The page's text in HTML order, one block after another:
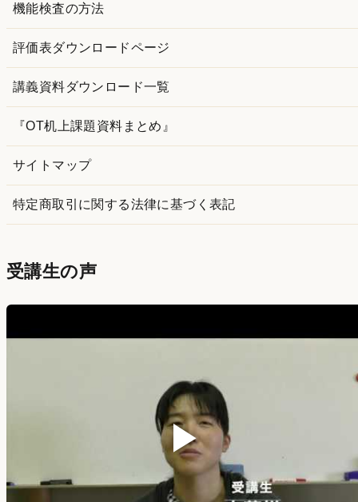
機能検査の方法
評価表ダウンロードページ
講義資料ダウンロード一覧
『OT机上課題資料まとめ』
サイトマップ
特定商取引に関する法律に基づく表記
受講生の声
▶